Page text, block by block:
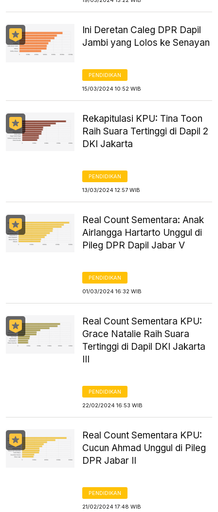
Ini Deretan Caleg DPR Dapil
Jambi yang Lolos ke Senayan
PENDIDIKAN
15/03/2024 10:52 WIB
Rekapitulasi KPU: Tina Toon
Raih Suara Tertinggi di Dapil 2
DKI Jakarta
PENDIDIKAN
13/03/2024 12:57 WIB
Real Count Sementara: Anak
Airlangga Hartarto Unggul di
Pileg DPR Dapil Jabar V
PENDIDIKAN
01/03/2024 16:32 WIB
Real Count Sementara KPU:
Grace Natalie Raih Suara
Tertinggi di Dapil DKI Jakarta
III
PENDIDIKAN
22/02/2024 16:53 WIB
Real Count Sementara KPU:
Cucun Ahmad Unggul di Pileg
DPR Jabar II
PENDIDIKAN
21/02/2024 17:48 WIB